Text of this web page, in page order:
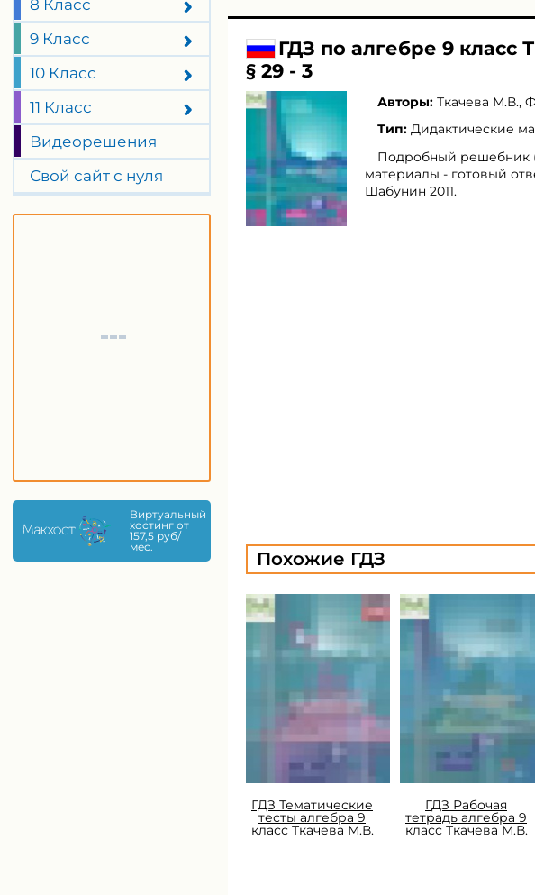
8 Класс
9 Класс
10 Класс
11 Класс
Видеорешения
Свой сайт с нуля
Виртуальный
хостинг от
157,5 руб/
мес.
ГДЗ по алгебре 9 класс
§ 29 - 3
Авторы: Ткачева М.В.,
Тип: Дидактические
Подробный решебник
материалы - готовый
Шабунин 2011.
Похожие ГДЗ
ГДЗ Тематические
тесты алгебра 9
класс Ткачева М.В.
ГДЗ Рабочая
тетрадь алгебра 9
класс Ткачева М.В.